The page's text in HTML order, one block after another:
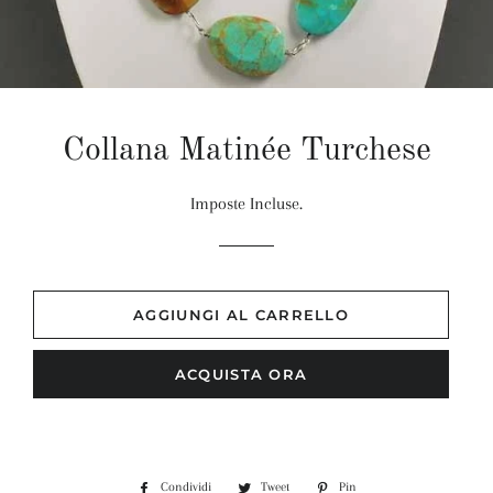
Collana Matinée Turchese
Imposte Incluse.
AGGIUNGI AL CARRELLO
ACQUISTA ORA
Condividi CondividiTweet Twitta Pin